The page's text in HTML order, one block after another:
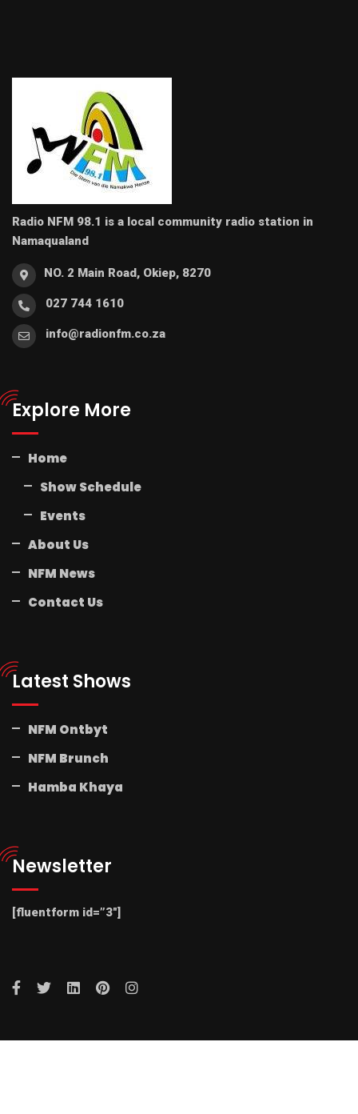
Radio NFM 98.1 is a local community radio station in
Namaqualand
NO. 2 Main Road, Okiep, 8270
027 744 1610
info@radionfm.co.za
Explore More
Home
Show Schedule
Events
About Us
NFM News
Contact Us
Latest Shows
NFM Ontbyt
NFM Brunch
Hamba Khaya
Newsletter
[fluentform id=”3″]